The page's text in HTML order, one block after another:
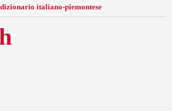
italiano-piemontese